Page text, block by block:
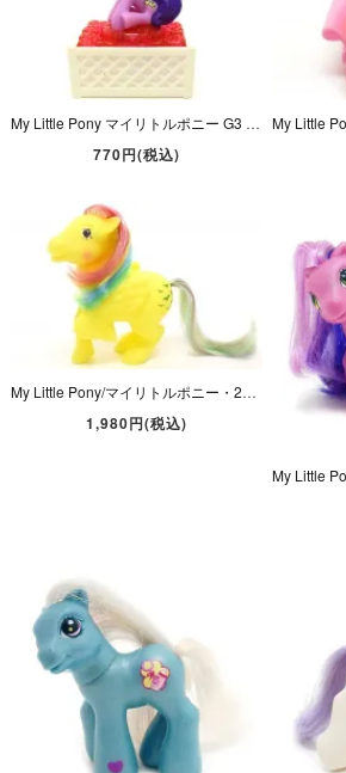
My Little Pony マイリトルポニー G3 McDonalds Happy Meal マクドナルド ミールトイ 2007年 Kimono キモノ パープル 台座付き
770円(税込)
My Little Pony/マイリトルポニー・2007年・Reproduction/復刻版・Skydancer/スカイダンサー・パステルイエロー・鳥・ペガサス
1,980円(税込)